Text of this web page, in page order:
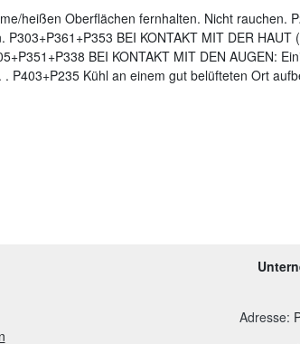
heißen Oberflächen fernhalten. Nicht
P303+P361+P353 BEI KONTAKT MIT DER
BEI KONTAKT MIT DEN AUGEN:
P403+P235 Kühl an einem gut belüfteten Ort
Adresse: